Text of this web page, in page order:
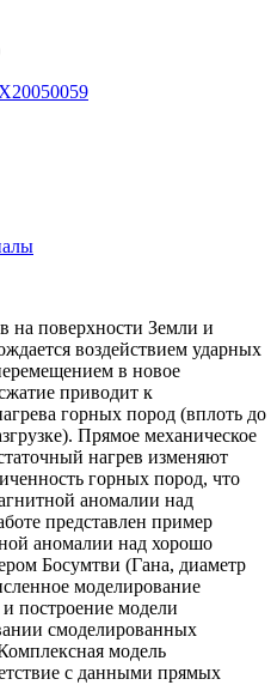
на поверхности Земли и
воздействием ударных
в новое
приводит к
горных пород (вплоть до
Прямое механическое
нагрев изменяют
горных пород, что
аномалии над
представлен пример
аномалии над хорошо
Босумтви (Гана, диаметр
моделирование
и построение модели
смоделированных
модель
с данными прямых